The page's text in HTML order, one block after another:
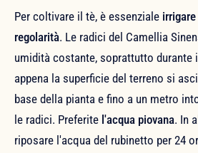
Per coltivare il tè, è essenziale
regolarità. Le radici del Camellia
umidità costante, soprattutto durante
appena la superficie del terreno si
base della pianta e fino a un metro
le radici. Preferite l'acqua piovana. In
riposare l'acqua del rubinetto per 24